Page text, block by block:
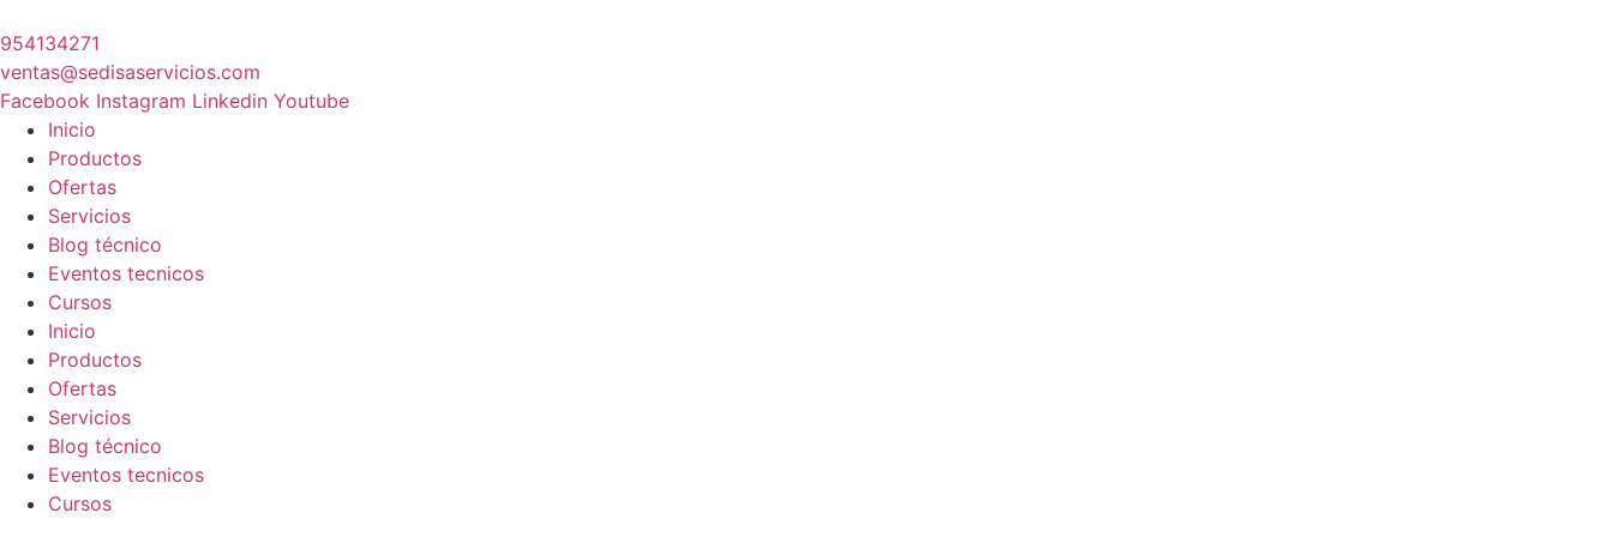
al
contenido
954134271
ventas@sedisaservicios.com
Facebook Instagram Linkedin Youtube
Inicio
Productos
Ofertas
Servicios
Blog técnico
Eventos tecnicos
Cursos
Inicio
Productos
Ofertas
Servicios
Blog técnico
Eventos tecnicos
Cursos